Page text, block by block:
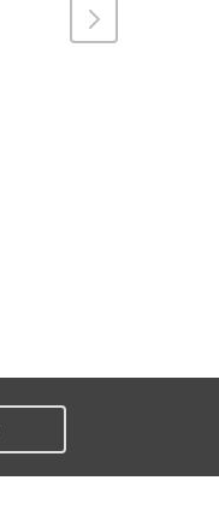
Molinillo OLALA redondo